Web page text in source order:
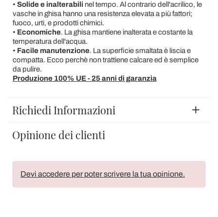
• Solide e inalterabili nel tempo. Al contrario dell'acrilico, le
vasche in ghisa hanno una resistenza elevata a più fattori;
fuoco, urti, e prodotti chimici.
• Economiche. La ghisa mantiene inalterata e costante la
temperatura dell'acqua.
• Facile manutenzione. La superficie smaltata è liscia e
compatta. Ecco perchè non trattiene calcare ed è semplice
da pulire.
Produzione 100% UE - 25 anni di garanzia
Richiedi Informazioni
Opinione dei clienti
Devi accedere per poter scrivere la tua opinione.